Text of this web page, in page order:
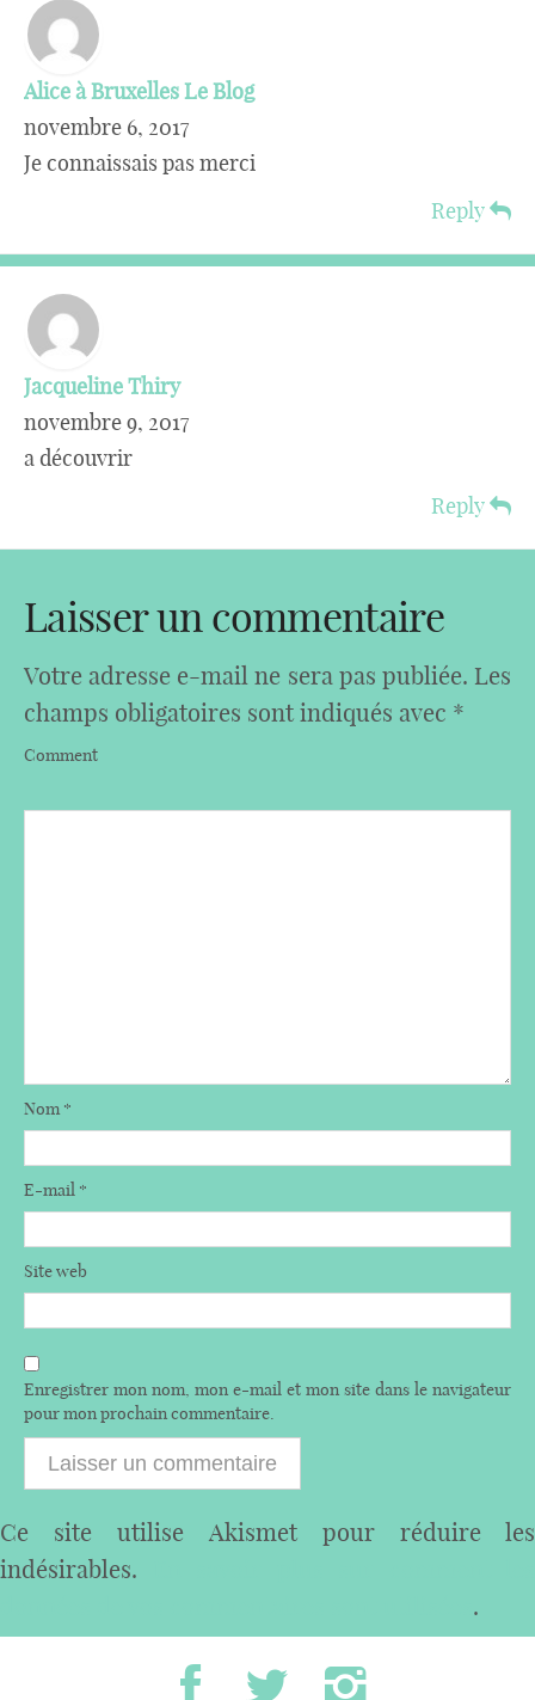
Alice à Bruxelles Le Blog
novembre 6, 2017
Je connaissais pas merci
Reply
Jacqueline Thiry
novembre 9, 2017
a découvrir
Reply
Laisser un commentaire
Votre adresse e-mail ne sera pas publiée. Les
champs obligatoires sont indiqués avec *
Comment
Nom*
E-mail *
Site web
Enregistrer mon nom, mon e-mail et mon site dans le navigateur
pour mon prochain commentaire.
Ce site utilise Akismet pour réduire les
indésirables.
.